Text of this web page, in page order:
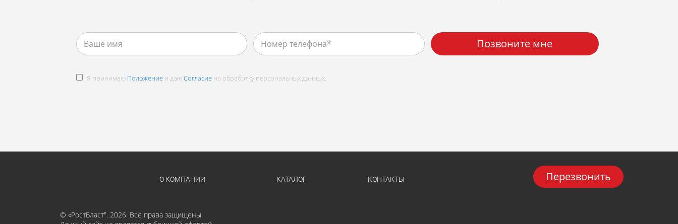
Позвоните мне
Я принимаю Положение и даюСогласие на обработку персональных данных.
О КОМПАНИИ КАТАЛОГ КОНТАКТЫ Перезвонить
© «РостБласт". 2026. Все права защищены